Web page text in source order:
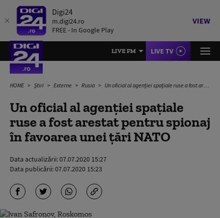
Digi24
m.digi24.ro
FREE - In Google Play
VIEW
LIVE FM LIVE TV
HOME Știri Externe Rusia Un oficial al agenției spațiale ruse a fost arestat pentru spionaj în favoarea unei țări NATO
Un oficial al agenției spațiale
ruse a fost arestat pentru spionaj
în favoarea unei țări NATO
Data actualizării:07.07.2020 15:27
Data publicării:07.07.2020 15:23